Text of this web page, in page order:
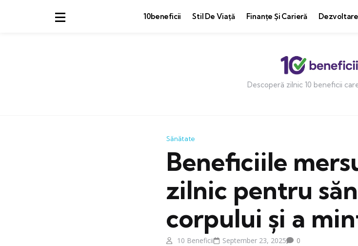
10beneficii Stil De Viață Finanțe Și Carieră
Descoperă zilnic 10 beneficii
Sănătate
Beneficiile
zilnic pentru
corpului și a
10 Beneficii September 23, 2025 0